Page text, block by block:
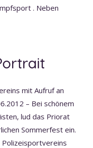
. Neben
mit Aufruf an
– Bei schönem
lud das Priorat
Sommerfest ein.
Polizeisportvereins